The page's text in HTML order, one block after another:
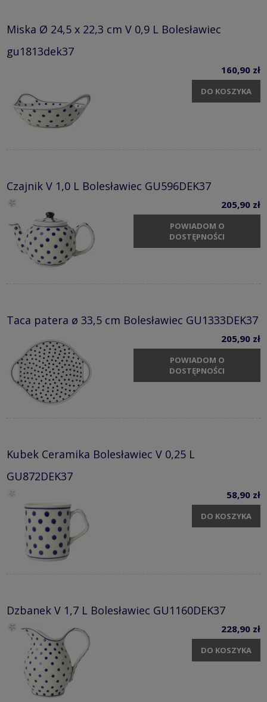
Miska Ø 24,5 x 22,3 cm V 0,9 L Bolesławiec
gu1813dek37
160,90 zł
DO KOSZYKA
Czajnik V 1,0 L Bolesławiec GU596DEK37
205,90 zł
POWIADOM O
DOSTĘPNOŚCI
Taca patera ø 33,5 cm Bolesławiec GU1333DEK37
205,90 zł
POWIADOM O
DOSTĘPNOŚCI
Kubek Ceramika Bolesławiec V 0,25 L
GU872DEK37
58,90 zł
DO KOSZYKA
Dzbanek V 1,7 L Bolesławiec GU1160DEK37
228,90 zł
DO KOSZYKA